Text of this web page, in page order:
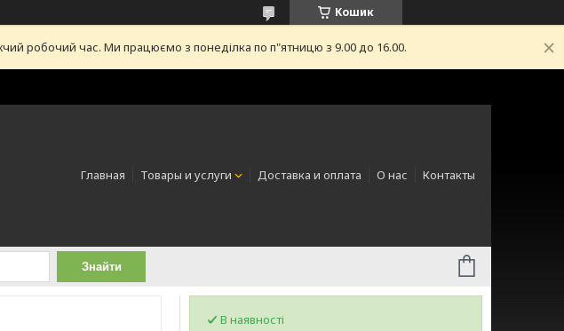
Кошик
робочий час. Ми працюємо з понеділка по п"ятницю з 9.00 до 16.00.
Главная Товары и услуги Доставка и оплата О нас Контакты
Знайти
В наявності